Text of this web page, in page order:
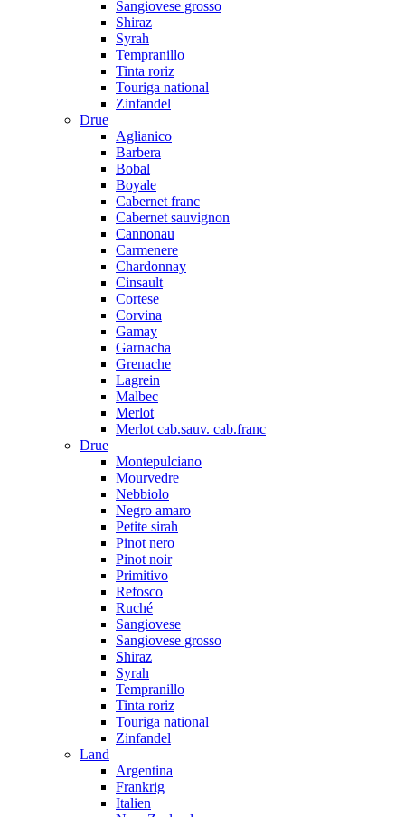
Sangiovese grosso
Shiraz
Syrah
Tempranillo
Tinta roriz
Touriga national
Zinfandel
Drue
Aglianico
Barbera
Bobal
Boyale
Cabernet franc
Cabernet sauvignon
Cannonau
Carmenere
Chardonnay
Cinsault
Cortese
Corvina
Gamay
Garnacha
Grenache
Lagrein
Malbec
Merlot
Merlot cab.sauv. cab.franc
Drue
Montepulciano
Mourvedre
Nebbiolo
Negro amaro
Petite sirah
Pinot nero
Pinot noir
Primitivo
Refosco
Ruché
Sangiovese
Sangiovese grosso
Shiraz
Syrah
Tempranillo
Tinta roriz
Touriga national
Zinfandel
Land
Argentina
Frankrig
Italien